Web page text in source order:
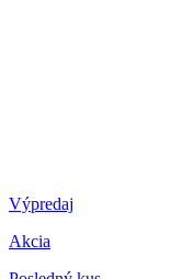
Výpredaj
Akcia